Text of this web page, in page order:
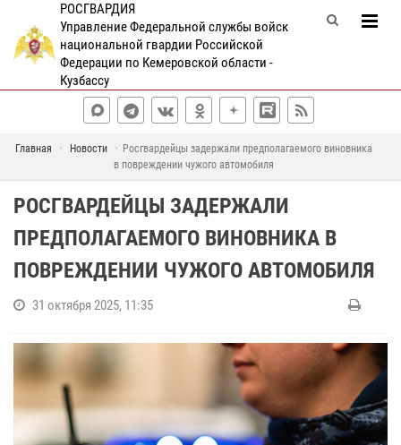
РОСГВАРДИЯ
Управление Федеральной службы войск
национальной гвардии Российской
Федерации по Кемеровской области -
Кузбассу
Главная Новости
Росгвардейцы задержали предполагаемого виновника
в повреждении чужого автомобиля
РОСГВАРДЕЙЦЫ ЗАДЕРЖАЛИ
ПРЕДПОЛАГАЕМОГО ВИНОВНИКА В
ПОВРЕЖДЕНИИ ЧУЖОГО АВТОМОБИЛЯ
31 октября 2025, 11:35